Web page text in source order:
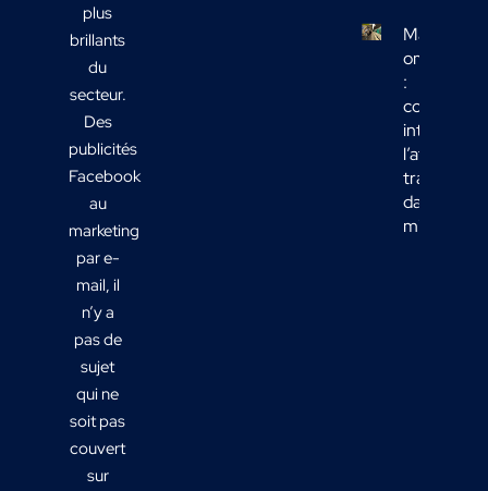
plus
brillants
du
secteur.
Des
publicités
Facebook
au
marketing
par e-
mail, il
n’y a
pas de
sujet
qui ne
soit pas
couvert
sur
Marketing
omnicanal
:
comment
intégrer
l’affichage
transport
dans votre
mix média